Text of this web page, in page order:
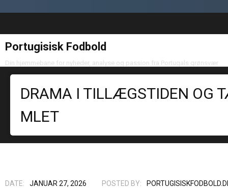
Portugisisk Fodbold
Din hjemmebane for nyheder, analyse og passion fra Portugals grønsvær
DRAMA I TILLÆGSTIDEN OG
MLET
DATE: JANUAR 27, 2026 POSTED BY: